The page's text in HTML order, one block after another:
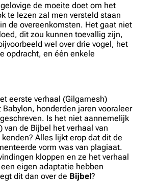
de moeite doet om het
te lezen zal men versteld staan
de overeenkomsten. Het gaat niet
dit zou kunnen toevallig zijn,
wel over drie vogel, het
opdracht, en één enkele
eerste verhaal (Gilgamesh)
honderden jaren vooraleer
Is het niet aannemelijk
van de Bijbel het verhaal van
Alles lijkt erop dat dit de
vorm was van plagiaat.
kloppen en ze het verhaal
eigen adaptatie hebben
dit dan over de Bijbel ?